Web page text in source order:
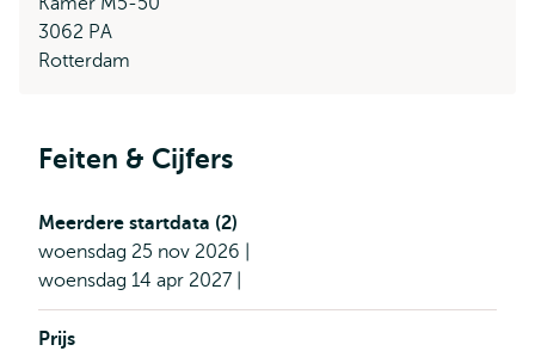
3062 PA
Rotterdam
Feiten & Cijfers
Meerdere startdata (2)
woensdag 25 nov 2026 |
woensdag 14 apr 2027 |
Prijs